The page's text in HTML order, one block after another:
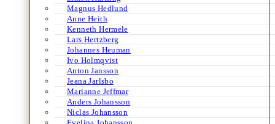
Magnus Hedlund
Anne Heith
Kenneth Hermele
Lars Hertzberg
Johannes Heuman
Ivo Holmqvist
Anton Jansson
Jeana Jarlsbo
Marianne Jeffmar
Anders Johansson
Niclas Johansson